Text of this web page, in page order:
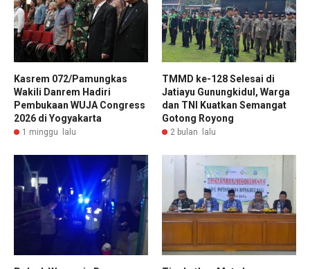
Kasrem 072/Pamungkas
Wakili Danrem Hadiri
Pembukaan WUJA Congress
2026 di Yogyakarta
1 minggu lalu
TMMD ke-128 Selesai di
Jatiayu Gunungkidul, Warga
dan TNI Kuatkan Semangat
Gotong Royong
2 bulan lalu